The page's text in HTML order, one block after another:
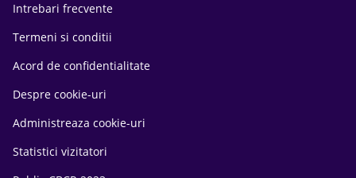
Intrebari frecvente
Termeni si conditii
Acord de confidentialitate
Despre cookie-uri
Administreaza cookie-uri
Statistici vizitatori